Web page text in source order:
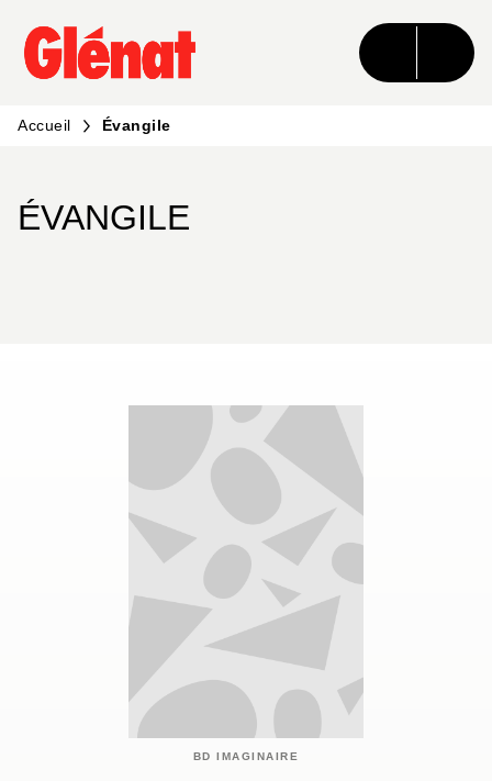
MENU RECHERCHE CONTENU
PIED DE PAGE
Accueil Évangile
ÉVANGILE
BD IMAGINAIRE